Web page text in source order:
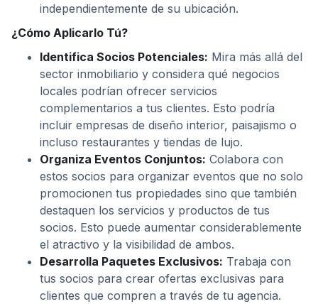
independientemente de su ubicación.
¿Cómo Aplicarlo Tú?
Identifica Socios Potenciales: Mira más allá del
sector inmobiliario y considera qué negocios
locales podrían ofrecer servicios
complementarios a tus clientes. Esto podría
incluir empresas de diseño interior, paisajismo o
incluso restaurantes y tiendas de lujo.
Organiza Eventos Conjuntos: Colabora con
estos socios para organizar eventos que no solo
promocionen tus propiedades sino que también
destaquen los servicios y productos de tus
socios. Esto puede aumentar considerablemente
el atractivo y la visibilidad de ambos.
Desarrolla Paquetes Exclusivos: Trabaja con
tus socios para crear ofertas exclusivas para
clientes que compren a través de tu agencia.